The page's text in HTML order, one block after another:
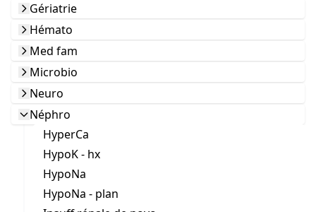
Gériatrie
Hémato
Med fam
Microbio
Neuro
Néphro
HyperCa
HypoK - hx
HypoNa
HypoNa - plan